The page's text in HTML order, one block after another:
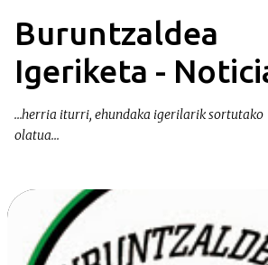
Ir al contenido
Buruntzaldea
Igeriketa -
...herria iturri, ehundaka igerilarik sortutako
olatua...
E